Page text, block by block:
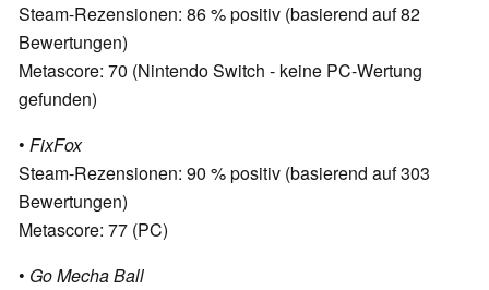
Steam-Rezensionen: 86 % positiv (basierend auf 82
Bewertungen)
Metascore: 70 (Nintendo Switch - keine PC-Wertung
gefunden)
• FixFox
Steam-Rezensionen: 90 % positiv (basierend auf 303
Bewertungen)
Metascore: 77 (PC)
• Go Mecha Ball